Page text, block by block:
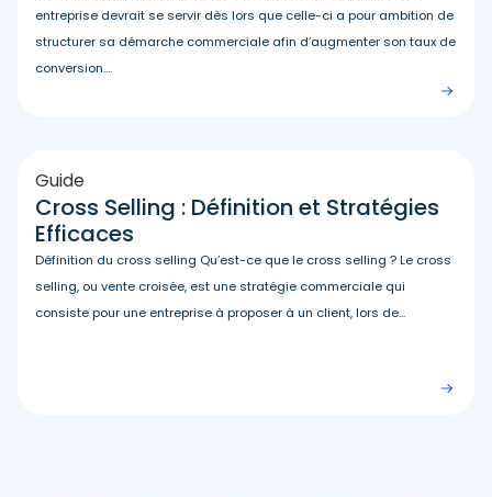
entreprise devrait se servir dès lors que celle-ci a pour ambition de
structurer sa démarche commerciale afin d’augmenter son taux de
conversion....
Guide
Cross Selling : Définition et Stratégies
Efficaces
Définition du cross selling Qu’est-ce que le cross selling ? Le cross
selling, ou vente croisée, est une stratégie commerciale qui
consiste pour une entreprise à proposer à un client, lors de...